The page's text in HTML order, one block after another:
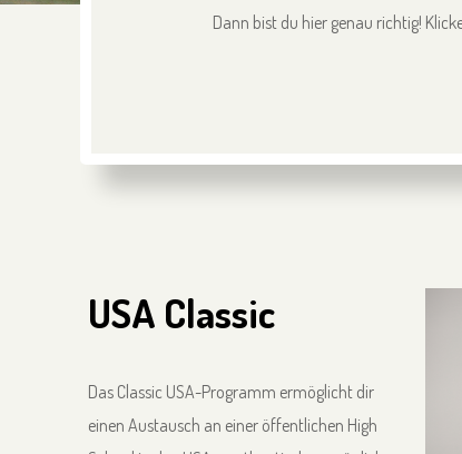
Dann bist du hier genau richtig!
USA Classic
Das Classic USA-Programm ermöglicht dir
einen Austausch an einer öffentlichen High